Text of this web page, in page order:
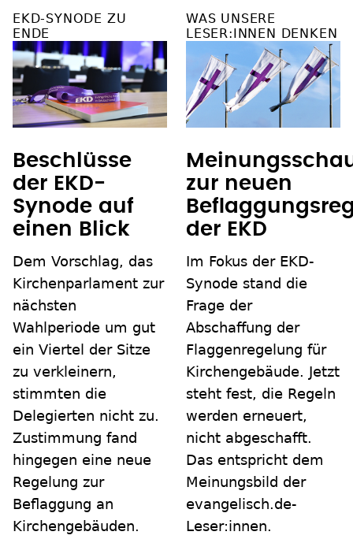
EKD-SYNODE ZU
ENDE
Beschlüsse
der EKD-
Synode auf
einen Blick
Dem Vorschlag, das
Kirchenparlament zur
nächsten
Wahlperiode um gut
ein Viertel der Sitze
zu verkleinern,
stimmten die
Delegierten nicht zu.
Zustimmung fand
hingegen eine neue
Regelung zur
Beflaggung an
Kirchengebäuden.
WAS UNSERE
LESER:INNEN DENKEN
zur neuen
der EKD
Im Fokus der EKD-
Synode stand die
Frage der
Abschaffung der
Flaggenregelung für
Kirchengebäude. Jetzt
steht fest, die Regeln
werden erneuert,
nicht abgeschafft.
Das entspricht dem
Meinungsbild der
evangelisch.de-
Leser:innen.